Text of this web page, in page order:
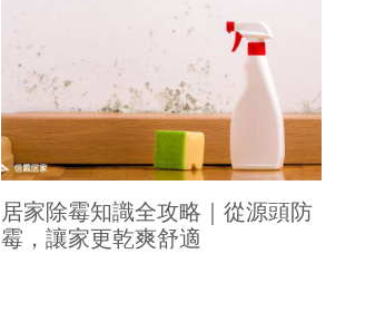
前往信義房屋
居家除霉知識全攻略｜從源頭防
霉，讓家更乾爽舒適